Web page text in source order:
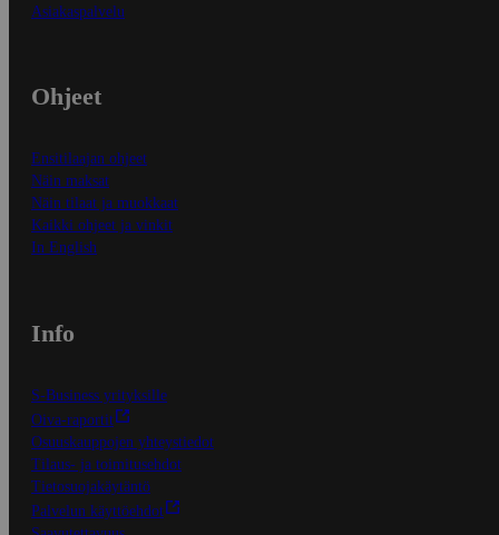
Asiakaspalvelu
Ohjeet
Ensitilaajan ohjeet
Näin maksat
Näin tilaat ja muokkaat
Kaikki ohjeet ja vinkit
In English
Info
S-Business yrityksille
Oiva-raportit
Osuuskauppojen yhteystiedot
Tilaus- ja toimitusehdot
Tietosuojakäytäntö
Palvelun käyttöehdot